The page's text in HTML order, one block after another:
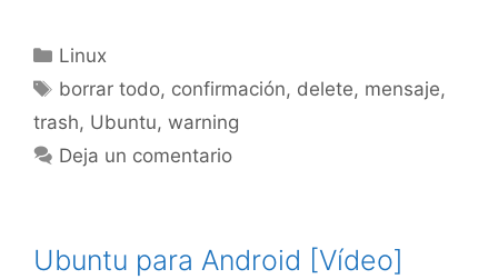
Categorías
Linux
Etiquetas
borrar todo, confirmación, delete, mensaje,
trash, Ubuntu, warning
Deja un comentario
Ubuntu para Android [Vídeo]